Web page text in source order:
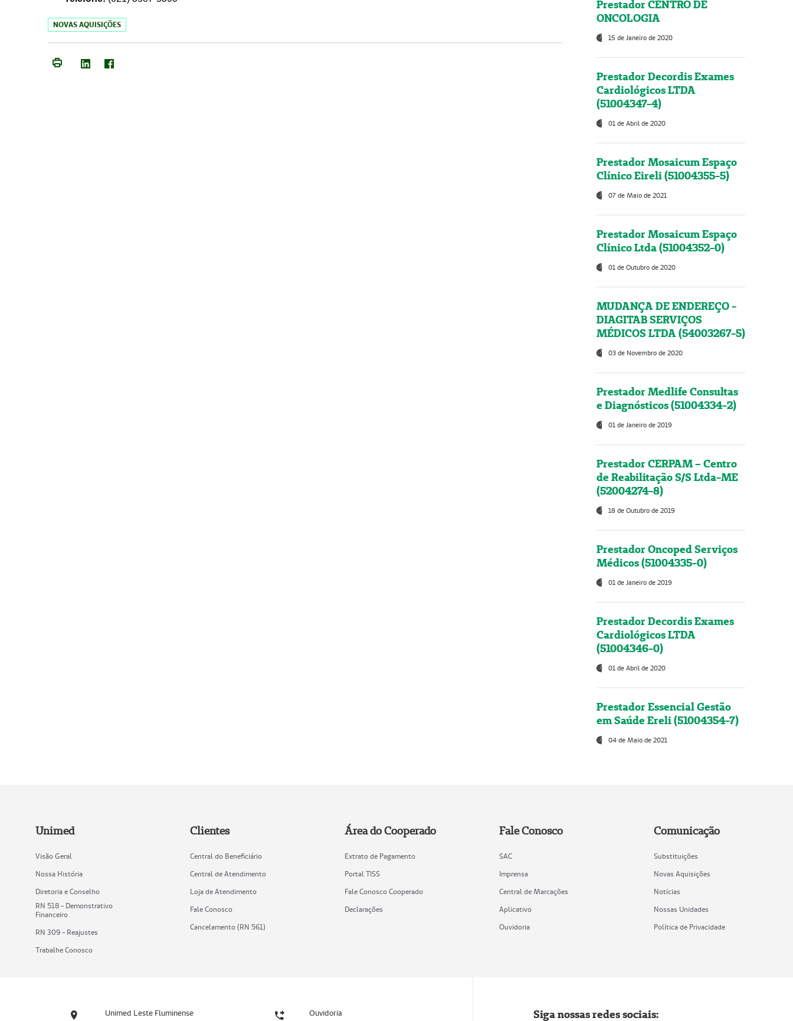
NOVAS AQUISIÇÕES
Prestador CENTRO DE
ONCOLOGIA
15 de Janeiro de 2020
Prestador Decordis Exames
Cardiológicos LTDA
(51004347-4)
01 de Abril de 2020
Prestador Mosaicum Espaço
Clínico Eireli (51004355-5)
07 de Maio de 2021
Prestador Mosaicum Espaço
Clínico Ltda (51004352-0)
01 de Outubro de 2020
MUDANÇA DE ENDEREÇO -
DIAGITAB SERVIÇOS
MÉDICOS LTDA (54003267-5)
03 de Novembro de 2020
Prestador Medlife Consultas
e Diagnósticos (51004334-2)
01 de Janeiro de 2019
Prestador CERPAM – Centro
de Reabilitação S/S Ltda-ME
(52004274-8)
18 de Outubro de 2019
Prestador Oncoped Serviços
Médicos (51004335-0)
01 de Janeiro de 2019
Prestador Decordis Exames
Cardiológicos LTDA
(51004346-0)
01 de Abril de 2020
Prestador Essencial Gestão
em Saúde Ereli (51004354-7)
04 de Maio de 2021
Unimed
Visão Geral
Nossa História
Diretoria e Conselho
RN 518 - Demonstrativo
Financeiro
RN 309 - Reajustes
Trabalhe Conosco
Clientes
Central do Beneficiário
Central de Atendimento
Loja de Atendimento
Fale Conosco
Cancelamento (RN 561)
Área do Cooperado
Extrato de Pagamento
Portal TISS
Fale Conosco Cooperado
Declarações
Fale Conosco
SAC
Imprensa
Central de Marcações
Aplicativo
Ouvidoria
Comunicação
Substituições
Novas Aquisições
Notícias
Nossas Unidades
Política de Privacidade
Unimed Leste Fluminense Ouvidoria Siga nossas redes sociais: